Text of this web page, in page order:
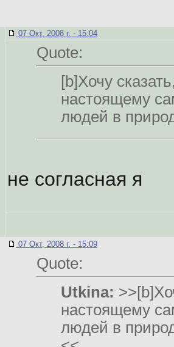
07 Окт, 2008 г. - 15:04
Quote:
[b]Хочу
настоящему
людей в
не согласная я
07 Окт, 2008 г. - 15:09
Quote:
Utkina:
настоящему
людей в